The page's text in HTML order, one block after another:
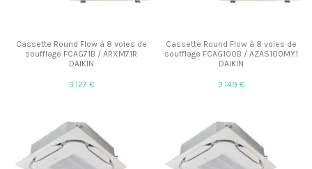
Cassette Round Flow à 8 voies de
soufflage FCAG71B / ARXM71R
DAIKIN
3 127 €
Cassette Round Flow à 8 voies de
soufflage FCAG100B / AZAS100MY1
DAIKIN
3 149 €